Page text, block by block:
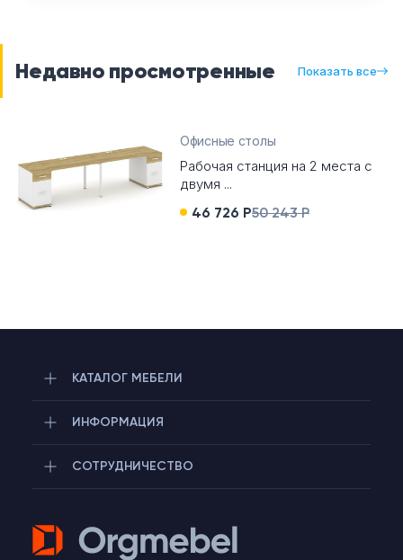
Недавно просмотренные Показать все
Офисные столы
Рабочая станция на 2 места с
двумя ...
46 726 Р50 243 Р
КАТАЛОГ МЕБЕЛИ
ИНФОРМАЦИЯ
СОТРУДНИЧЕСТВО
Telegram